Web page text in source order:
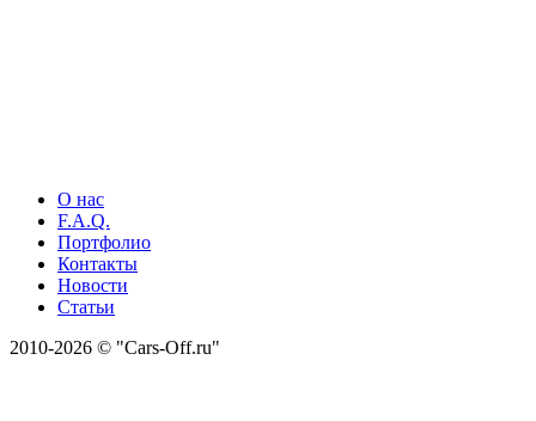
О нас
F.A.Q.
Портфолио
Контакты
Новости
Статьи
2010-2026 © "Cars-Off.ru"